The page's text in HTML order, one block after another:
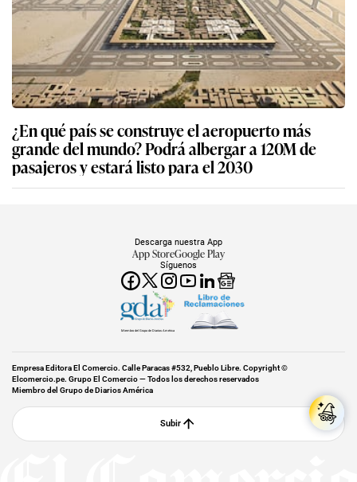
¿En qué país se construye el aeropuerto más
grande del mundo? Podrá albergar a 120M de
pasajeros y estará listo para el 2030
Síguenos
Descarga nuestra App
App StoreGoogle Play
Miembro del Grupo de Diarios América
Empresa Editora El Comercio. Calle Paracas #532, Pueblo Libre. Copyright ©
Elcomercio.pe. Grupo El Comercio — Todos los derechos reservados
Miembro del Grupo de Diarios América
Subir